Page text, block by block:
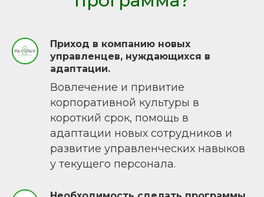
Приход в компанию новых
управленцев, нуждающихся в
адаптации.
Вовлечение и привитие
корпоративной культуры в
короткий срок, помощь в
адаптации новых сотрудников и
развитие управленческих навыков
у текущего персонала.